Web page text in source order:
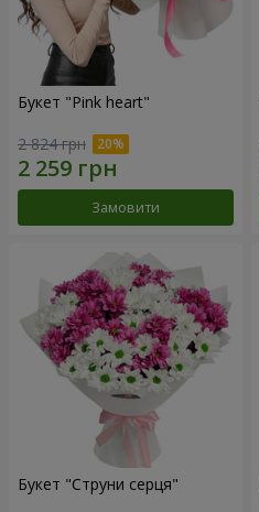
Букет "Pink heart"
2 824 грн
Замовити
Букет "Струни серця"